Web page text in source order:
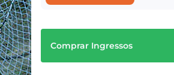
Comprar Ingressos